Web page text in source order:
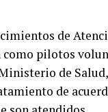
de
como pilotos
de
de